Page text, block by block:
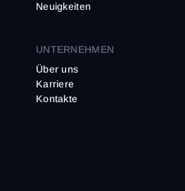
Neuigkeiten
UNTERNEHMEN
Über uns
Karriere
Kontakte